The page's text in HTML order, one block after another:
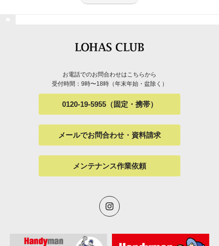
お電話でのお問合わせはこちらから
受付時間：9時〜18時（年末年始・盆除く）
0120-19-5955（固定・携帯）
メールでお問合わせ・資料請求
メンテナンス作業依頼